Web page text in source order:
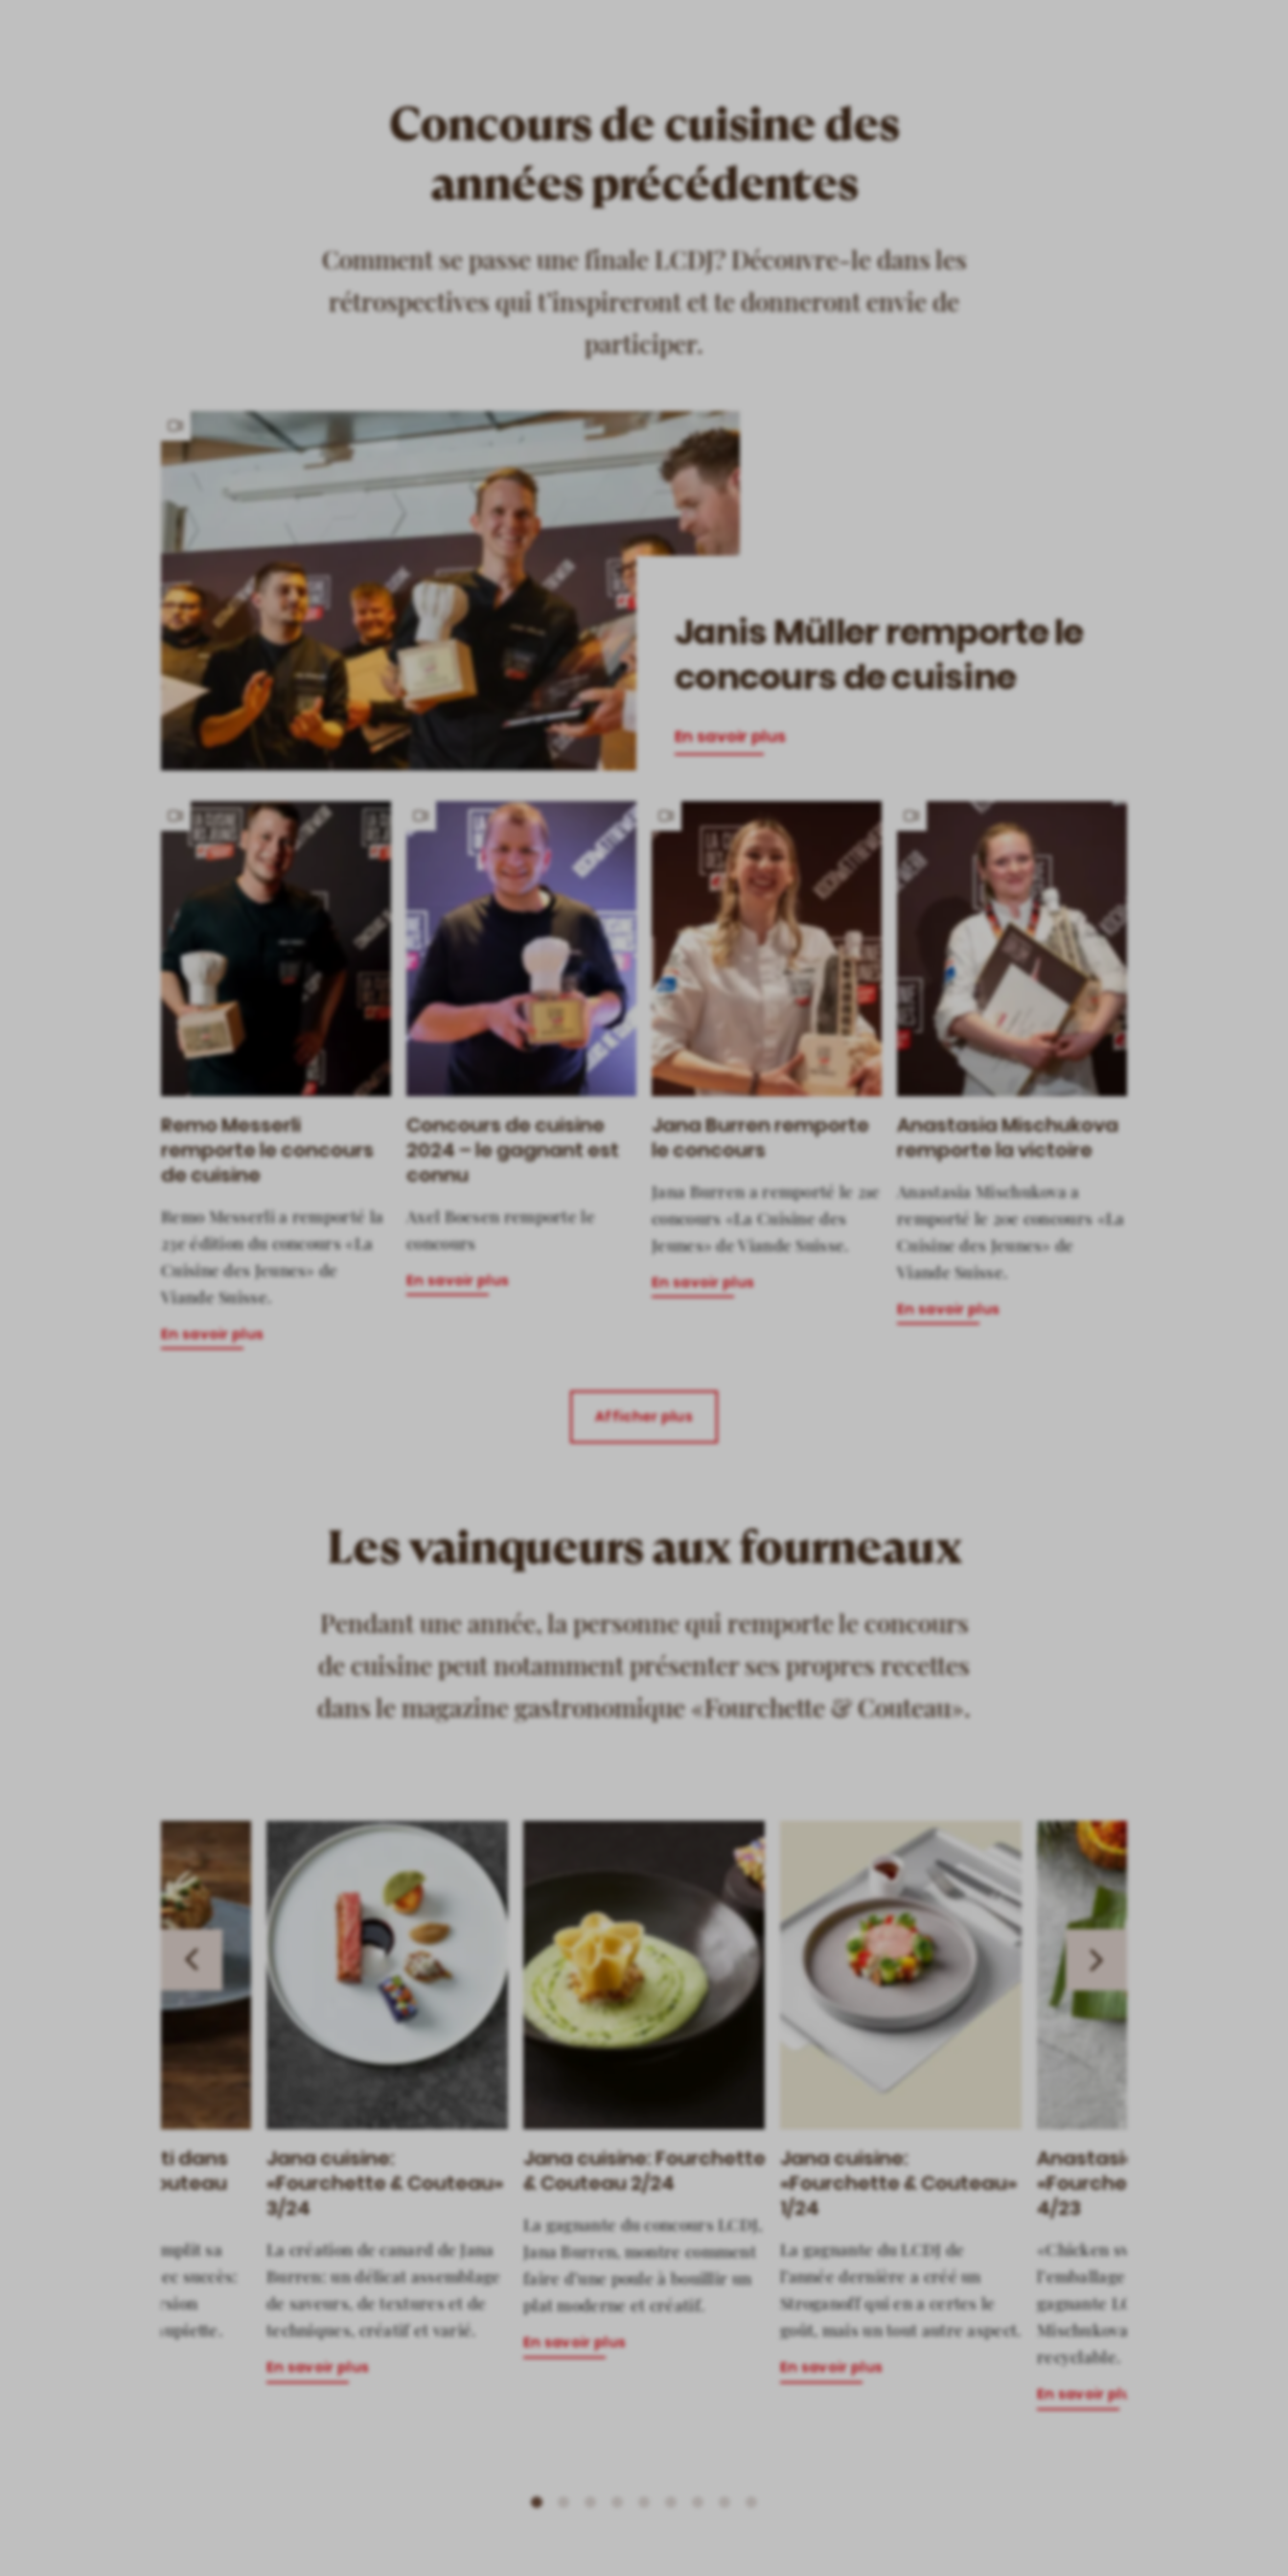
Concours de cuisine des
années précédentes
Comment se passe une finale LCDJ? Découvre-le dans les
rétrospectives qui t’inspireront et te donneront envie de
participer.
Has
video
Janis Müller remporte le
concours de cuisine
En savoir plus
Has
video
Remo Messerli
remporte le concours
de cuisine
Remo Messerli a remporté la
23e édition du concours «La
Cuisine des Jeunes» de
Viande Suisse.
En savoir plus
Has
video
Concours de cuisine
2024 – le gagnant est
connu
Axel Boesen remporte le
concours
En savoir plus
Has
video
Jana Burren remporte
le concours
Jana Burren a remporté le 21e
concours «La Cuisine des
Jeunes» de Viande Suisse.
En savoir plus
Has
video
Anastasia Mischukova
remporte la victoire
Anastasia Mischukova a
remporté le 20e concours «La
Cuisine des Jeunes» de
Viande Suisse.
En savoir plus
Afficher plus
Les vainqueurs aux fourneaux
Pendant une année, la personne qui remporte le concours
de cuisine peut notamment présenter ses propres recettes
dans le magazine gastronomique «Fourchette & Couteau».
Jana cuisine:
«Fourchette & Couteau»
3/24
La création de canard de Jana
Burren: un délicat assemblage
de saveurs, de textures et de
techniques, créatif et varié.
En savoir plus
Jana cuisine: Fourchette
& Couteau 2/24
La gagnante du concours LCDJ,
Jana Burren, montre comment
faire d’une poule à bouillir un
plat moderne et créatif.
En savoir plus
Jana cuisine:
«Fourchette & Couteau»
1/24
La gagnante du LCDJ de
l’année dernière a créé un
Stroganoff qui en a certes le
goût, mais un tout autre aspect.
En savoir plus
Anastasia cuisine:
«Fourchette & Couteau»
4/23
«Chicken sweet & sour»:
l’emballage du take away de la
gagnante LCDJ 2022 Anastasia
Mischukova est 100%
recyclable.
En savoir plus
Alexandra Knutti dans
Fourchette & Couteau
Alexandra Knutti remplit sa
dernière mission avec succès:
elle propose une version
modernisée de la paupiette.
Previous
slide
Next
slide